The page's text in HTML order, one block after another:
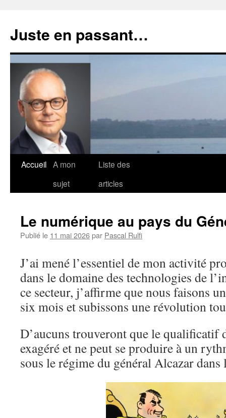
contenu
Juste en passant…
Accueil A mon
sujet
Liste des
articles
Le numérique au pays du
Publié le 11 mai 2026par Pascal Rulfi
J’ai mené l’essentiel de mon activité
dans le domaine des technologies de
ce secteur, j’affirme que nous faisons
six mois et subissons une révolution
D’aucuns trouveront que le qualificatif
exagéré et ne peut se produire à un
sous le régime du général Alcazar